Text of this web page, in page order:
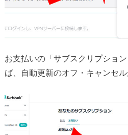
お支払いの「サブスクリプショ
ば、自動更新のオフ・キャンセル